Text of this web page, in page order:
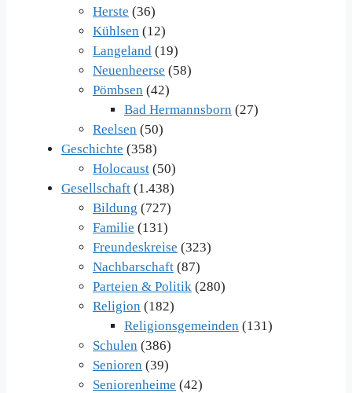
Herste (36)
Kühlsen (12)
Langeland (19)
Neuenheerse (58)
Pömbsen (42)
Bad Hermannsborn (27)
Reelsen (50)
Geschichte (358)
Holocaust (50)
Gesellschaft (1.438)
Bildung (727)
Familie (131)
Freundeskreise (323)
Nachbarschaft (87)
Parteien & Politik (280)
Religion (182)
Religionsgemeinden (131)
Schulen (386)
Senioren (39)
Seniorenheime (42)